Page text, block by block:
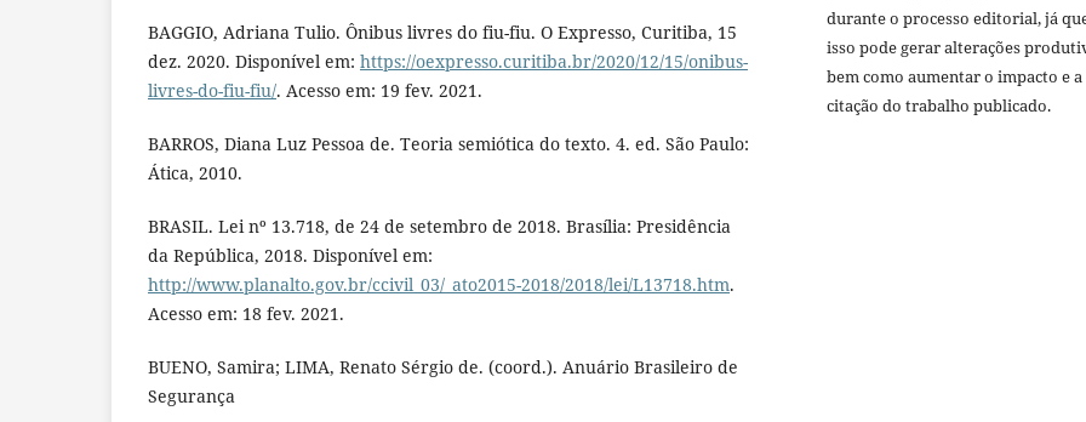
BAGGIO, Adriana Tulio. Ônibus livres do fiu-fiu. O Expresso, Curitiba, 15
dez. 2020. Disponível em: https://oexpresso.curitiba.br/2020/12/15/onibus-
livres-do-fiu-fiu/. Acesso em: 19 fev. 2021.
BARROS, Diana Luz Pessoa de. Teoria semiótica do texto. 4. ed. São Paulo:
Ática, 2010.
BRASIL. Lei nº 13.718, de 24 de setembro de 2018. Brasília: Presidência
da República, 2018. Disponível em:
http://www.planalto.gov.br/ccivil_03/_ato2015-2018/2018/lei/L13718.htm.
Acesso em: 18 fev. 2021.
BUENO, Samira; LIMA, Renato Sérgio de. (coord.). Anuário Brasileiro de
Segurança
durante o processo editorial, já
isso pode gerar alterações
bem como aumentar o impacto e a
citação do trabalho publicado.